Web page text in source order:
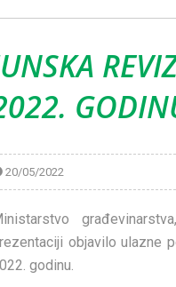
20/05/2022
objavilo ulazne
godinu.